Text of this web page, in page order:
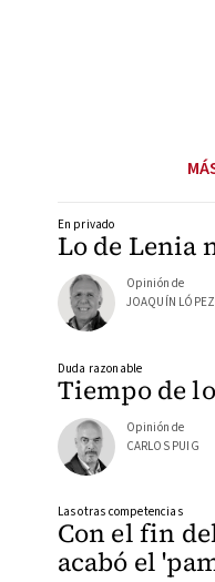
Lo de Lenia
En privado
Opinión de
JOAQUÍN
Tiempo de
Duda razonable
Opinión de
CARLOS PUIG
Con el fin
acabó el
Las otras competencias